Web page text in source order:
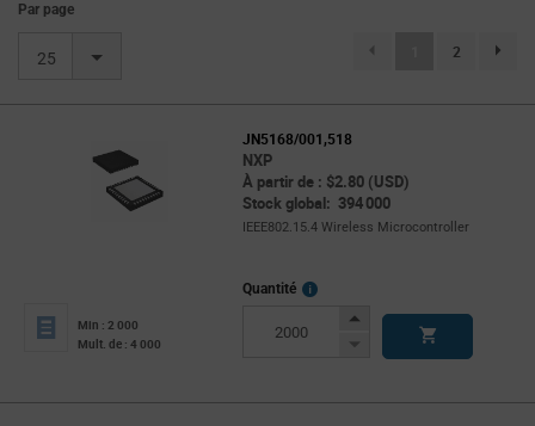
Par page
25 (current)
2
JN5168/001,518
NXP
À partir de : $2.80 (USD)
Stock global: 394 000
IEEE802.15.4 Wireless Microcontroller
Min : 2 000
Mult. de : 4 000
Quantité
More
Increase
Decrease